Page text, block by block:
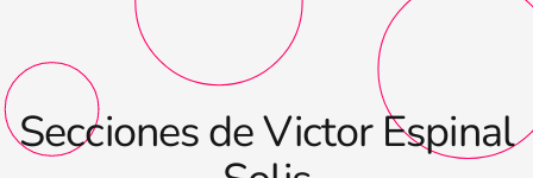
Secciones de Victor Espinal